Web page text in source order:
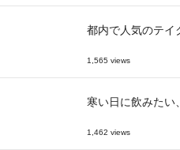
都内で人気のテイ
1,565 views
寒い日に飲みたい
1,462 views